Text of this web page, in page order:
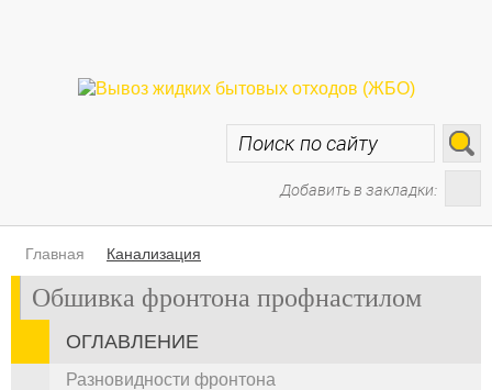
Добавить в закладки:
Главная Канализация
Обшивка фронтона профнастилом
ОГЛАВЛЕНИЕ
Разновидности фронтона